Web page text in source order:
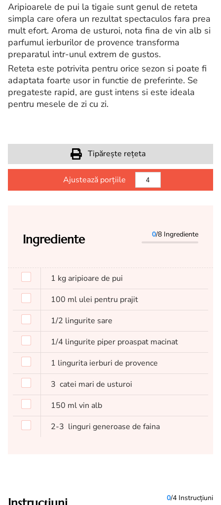
Aripioarele de pui la tigaie sunt genul de reteta
simpla care ofera un rezultat spectaculos fara prea
mult efort. Aroma de usturoi, nota fina de vin alb si
parfumul ierburilor de provence transforma
preparatul intr-unul extrem de gustos.
Reteta este potrivita pentru orice sezon si poate fi
adaptata foarte usor in functie de preferinte. Se
pregateste rapid, are gust intens si este ideala
pentru mesele de zi cu zi.
Tipărește rețeta
Ajustează porțiile
Ingrediente 0/8 Ingrediente
1 kg aripioare de pui
100 ml ulei pentru prajit
1/2 lingurite sare
1/4 lingurite piper proaspat macinat
1 lingurita ierburi de provence
3 catei mari de usturoi
150 mlvin alb
2-3 linguri generoase de faina
0/4 Instrucțiuni